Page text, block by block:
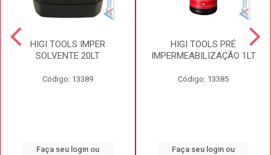
HIGI TOOLS IMPER
SOLVENTE 20LT
Código: 13389
Faça seu login ou
HIGI TOOLS PRÉ
IMPERMEABILIZAÇÃO 1LT
Código: 13385
Faça seu login ou